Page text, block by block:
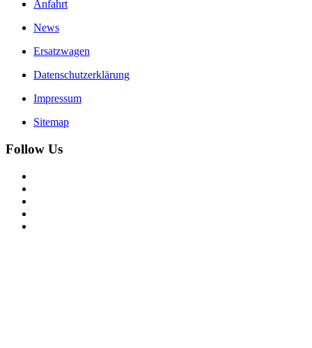
Anfahrt
News
Ersatzwagen
Datenschutzerklärung
Impressum
Sitemap
Follow Us